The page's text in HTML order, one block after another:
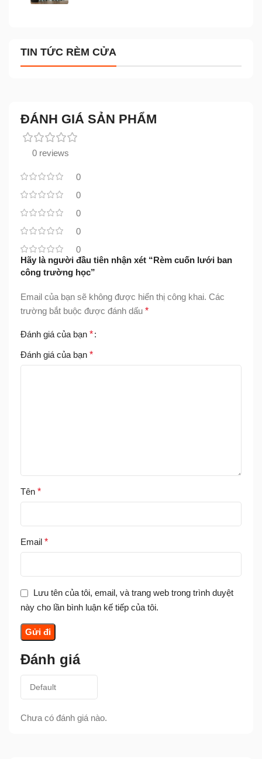
TIN TỨC RÈM CỬA
ĐÁNH GIÁ SẢN PHẨM
0 reviews
0
0
0
0
0
Đánh giá
Chưa có đánh giá nào.
Hãy là người đầu tiên nhận xét “Rèm cuốn lưới ban
công trường học”
Email của bạn sẽ không được hiển thị công khai. Các
trường bắt buộc được đánh dấu *
Đánh giá của bạn *
Đánh giá của bạn *
Tên *
Email *
Lưu tên của tôi, email, và trang web trong trình duyệt
này cho lần bình luận kế tiếp của tôi.